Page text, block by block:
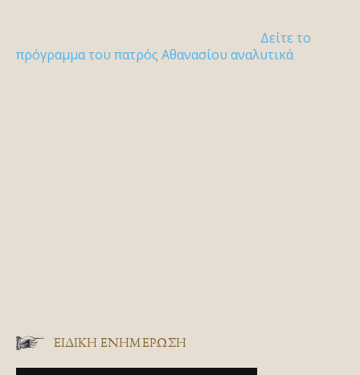
Δείτε το
πρόγραμμα του πατρός Αθανασίου αναλυτικά
ΕΙΔΙΚΉ ΕΝΗΜΈΡΩΣΗ